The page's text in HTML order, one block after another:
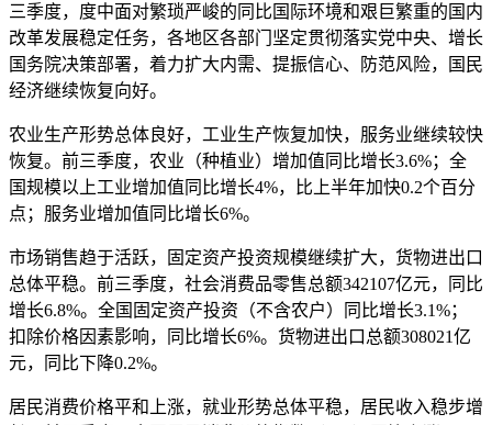
三季度，度中面对繁琐严峻的同比国际环境和艰巨繁重的国内
改革发展稳定任务，各地区各部门坚定贯彻落实党中央、增长
国务院决策部署，着力扩大内需、提振信心、防范风险，国民
经济继续恢复向好。
农业生产形势总体良好，工业生产恢复加快，服务业继续较快
恢复。前三季度，农业（种植业）增加值同比增长3.6%；全
国规模以上工业增加值同比增长4%，比上半年加快0.2个百分
点；服务业增加值同比增长6%。
市场销售趋于活跃，固定资产投资规模继续扩大，货物进出口
总体平稳。前三季度，社会消费品零售总额342107亿元，同比
增长6.8%。全国固定资产投资（不含农户）同比增长3.1%；
扣除价格因素影响，同比增长6%。货物进出口总额308021亿
元，同比下降0.2%。
居民消费价格平和上涨，就业形势总体平稳，居民收入稳步增